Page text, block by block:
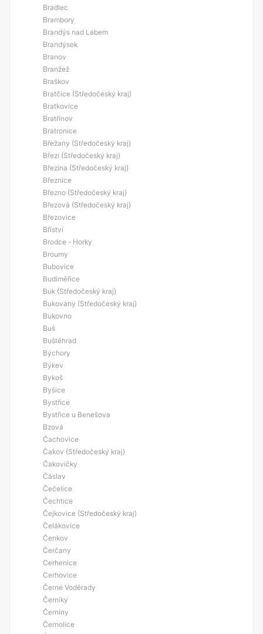
Bradlec
Brambory
Brandýs nad Labem
Brandýsek
Branov
Branžež
Braškov
Bratčice (Středočeský kraj)
Bratkovice
Bratřínov
Bratronice
Břežany (Středočeský kraj)
Březí (Středočeský kraj)
Březina (Středočeský kraj)
Březnice
Březno (Středočeský kraj)
Březová (Středočeský kraj)
Březovice
Bříství
Brodce - Horky
Broumy
Bubovice
Budiměřice
Buk (Středočeský kraj)
Bukovany (Středočeský kraj)
Bukovno
Buš
Buštěhrad
Býchory
Býkev
Bykoš
Byšice
Bystřice
Bystřice u Benešova
Bzová
Čachovice
Čakov (Středočeský kraj)
Čakovičky
Čáslav
Čečelice
Čechtice
Čejkovice (Středočeský kraj)
Čelákovice
Čenkov
Čerčany
Cerhenice
Cerhovice
Černé Voděrady
Černíky
Černíny
Černolice